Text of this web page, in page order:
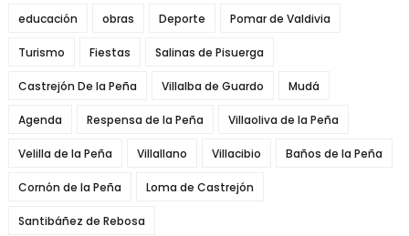
educación obras Deporte Pomar de Valdivia
Turismo Fiestas Salinas de Pisuerga
Castrejón De la Peña Villalba de Guardo Mudá
Agenda Respensa de la Peña Villaoliva de la Peña
Velilla de la Peña Villallano Villacibio Baños de la Peña
Cornón de la Peña Loma de Castrejón
Santibáñez de Rebosa